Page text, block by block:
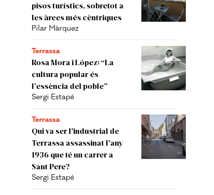
pisos turístics, sobretot a
les àrees més cèntriques
Pilar Màrquez
Terrassa
Rosa Mora i López: “La
cultura popular és
l’essència del poble”
Sergi Estapé
Terrassa
Qui va ser l'industrial de
Terrassa assassinat l'any
1936 que té un carrer a
Sant Pere?
Sergi Estapé